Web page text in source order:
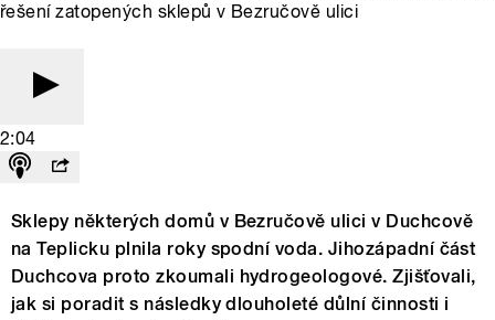
řešení zatopených sklepů v Bezručově ulici
2:04
Sklepy některých domů v Bezručově ulici v Duchcově
na Teplicku plnila roky spodní voda. Jihozápadní část
Duchcova proto zkoumali hydrogeologové. Zjišťovali,
jak si poradit s následky dlouholeté důlní činnosti i